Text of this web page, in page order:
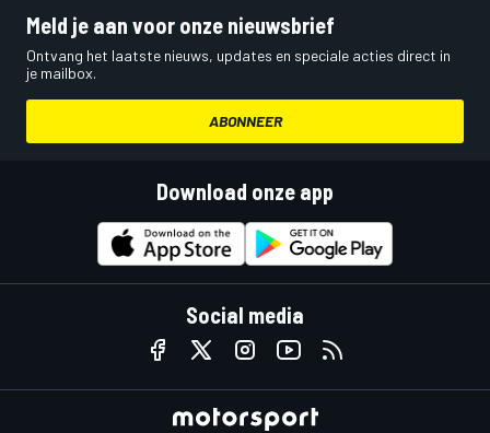
Meld je aan voor onze nieuwsbrief
Ontvang het laatste nieuws, updates en speciale acties direct in
je mailbox.
ABONNEER
Download onze app
Social media